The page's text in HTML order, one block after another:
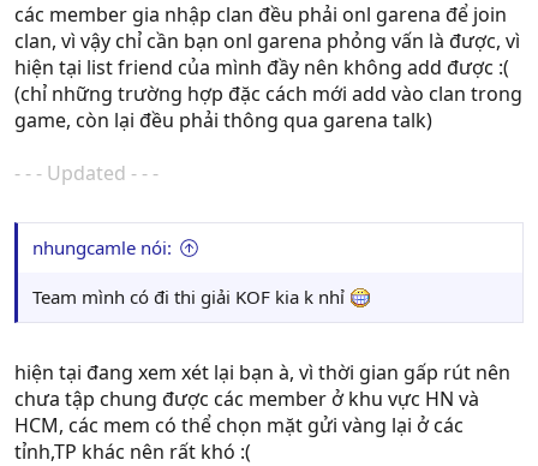
các member gia nhập clan đều phải onl garena để join
clan, vì vậy chỉ cần bạn onl garena phỏng vấn là được, vì
hiện tại list friend của mình đầy nên không add được :(
(chỉ những trường hợp đặc cách mới add vào clan trong
game, còn lại đều phải thông qua garena talk)
- - - Updated - - -
nhungcamle nói:
Team mình có đi thi giải KOF kia k nhỉ
hiện tại đang xem xét lại bạn à, vì thời gian gấp rút nên
chưa tập chung được các member ở khu vực HN và
HCM, các mem có thể chọn mặt gửi vàng lại ở các
tỉnh,TP khác nên rất khó :(